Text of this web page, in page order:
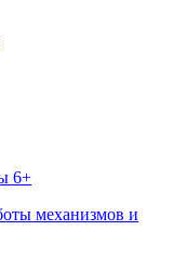
6+
механизмов и